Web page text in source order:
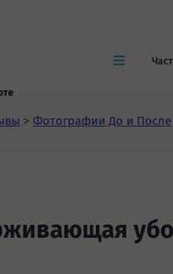
> Фотографии До и После